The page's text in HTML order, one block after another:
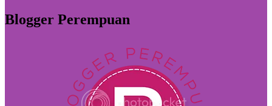
Blogger Perempuan